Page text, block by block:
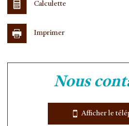
Calculette
Imprimer
nous
Afficher le